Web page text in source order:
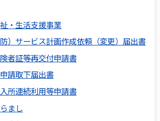
・生活支援事業
）サービス計画作成依頼（変更）届出書
者証等再交付申請書
請取下届出書
所連続利用等申請書
まし